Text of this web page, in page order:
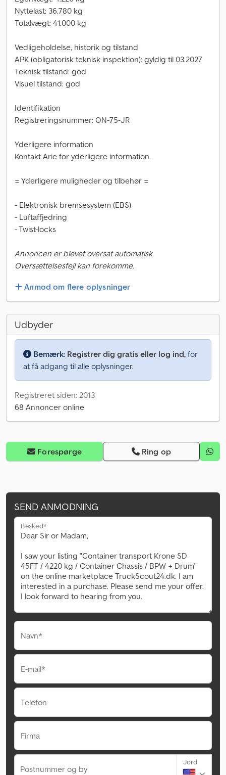
Nyttelast: 36.780 kg
Totalvægt: 41.000 kg
Vedligeholdelse, historik og tilstand
APK (obligatorisk teknisk inspektion): gyldig til 03.2027
Teknisk tilstand: god
Visuel tilstand: god
Identifikation
Registreringsnummer: ON-75-JR
Yderligere information
Kontakt Arie for yderligere information.
= Yderligere muligheder og tilbehør =
- Elektronisk bremsesystem (EBS)
- Luftaffjedring
- Twist-locks
Annoncen er blevet oversat automatisk.
Oversættelsesfejl kan forekomme.
Anmod om flere oplysninger
Udbyder
Bemærk: Registrer dig gratis eller log ind, for
at få adgang til alle oplysninger.
Registreret siden: 2013
68 Annoncer online
Forespørge Ring op
SEND ANMODNING
Besked*
Navn*
E-mail*
Telefon
Firma
Postnummer og by
Jord